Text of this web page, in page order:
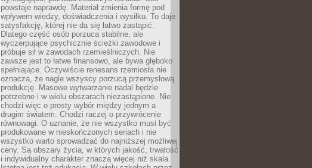
powstaje naprawdę. Materiał zmienia formę pod
wpływem wiedzy, doświadczenia i wysiłku. To daje
satysfakcję, której nie da się łatwo zastąpić.
Dlatego część osób porzuca stabilne, ale
wyczerpujące psychicznie ścieżki zawodowe i
próbuje sił w zawodach rzemieślniczych. Nie
zawsze jest to łatwe finansowo, ale bywa głęboko
spełniające. Oczywiście renesans rzemiosła nie
oznacza, że nagle wszyscy porzucą przemysłową
produkcję. Masowe wytwarzanie nadal będzie
potrzebne i w wielu obszarach niezastąpione. Nie
chodzi więc o prosty wybór między jednym a
drugim światem. Chodzi raczej o przywrócenie
równowagi. O uznanie, że nie wszystko musi być
produkowane w nieskończonych seriach i nie
wszystko warto sprowadzać do najniższej możliwej
ceny. Są obszary życia, w których jakość, trwałość
i indywidualny charakter znaczą więcej niż skala.